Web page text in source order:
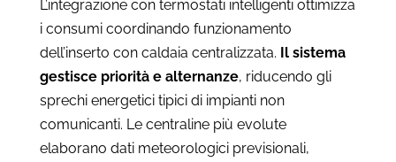
L’integrazione con termostati intelligenti ottimizza
i consumi coordinando funzionamento
dell’inserto con caldaia centralizzata. Il sistema
gestisce priorità e alternanze, riducendo gli
sprechi energetici tipici di impianti non
comunicanti. Le centraline più evolute
elaborano dati meteorologici previsionali,